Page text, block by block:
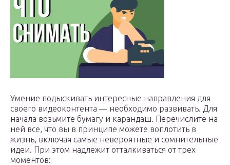
Умение подыскивать интересные направления для
своего видеоконтента — необходимо развивать. Для
начала возьмите бумагу и карандаш. Перечислите на
ней все, что вы в принципе можете воплотить в
жизнь, включая самые невероятные и сомнительные
идеи. При этом надлежит отталкиваться от трех
моментов: